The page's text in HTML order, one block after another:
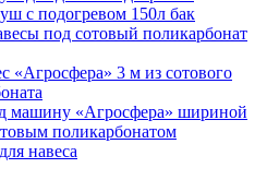
с подогревом 150л бак
под сотовый поликарбонат
«Агросфера» 3 м из сотового
машину «Агросфера» шириной
поликарбонатом
навеса